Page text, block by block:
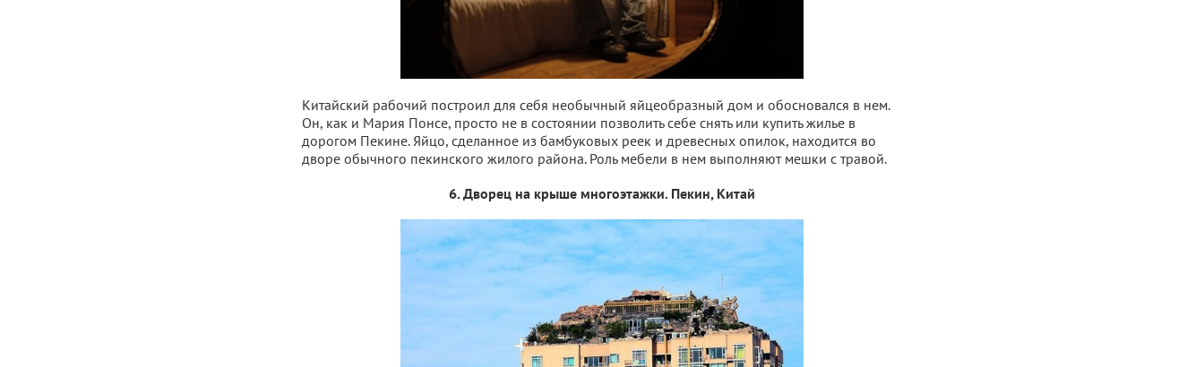
Китайский рабочий построил для себя необычный яйцеобразный дом и обосновался в нем.
Он, как и Мария Понсе, просто не в состоянии позволить себе снять или купить жилье в
дорогом Пекине. Яйцо, сделанное из бамбуковых реек и древесных опилок, находится во
дворе обычного пекинского жилого района. Роль мебели в нем выполняют мешки с травой.
6. Дворец на крыше многоэтажки. Пекин, Китай